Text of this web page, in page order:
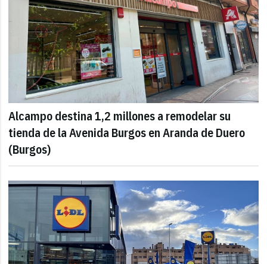
Alcampo destina 1,2 millones a remodelar su
tienda de la Avenida Burgos en Aranda de Duero
(Burgos)